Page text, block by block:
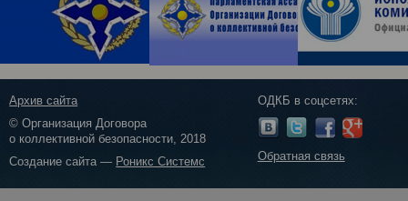
Архив сайта
© Организация Договора
о коллективной безопасности, 2018
Создание сайта — Роникс Системс
ОДКБ в соцсетях:
Обратная связь